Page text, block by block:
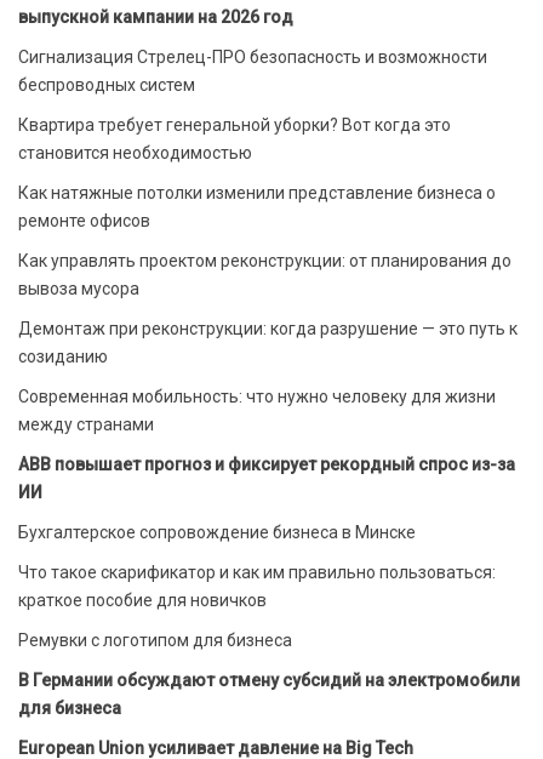
выпускной кампании на 2026 год
Сигнализация Стрелец-ПРО безопасность и возможности
беспроводных систем
Квартира требует генеральной уборки? Вот когда это
становится необходимостью
Как натяжные потолки изменили представление бизнеса о
ремонте офисов
Как управлять проектом реконструкции: от планирования до
вывоза мусора
Демонтаж при реконструкции: когда разрушение — это путь к
созиданию
Современная мобильность: что нужно человеку для жизни
между странами
ABB повышает прогноз и фиксирует рекордный спрос из-за
ИИ
Бухгалтерское сопровождение бизнеса в Минске
Что такое скарификатор и как им правильно пользоваться:
краткое пособие для новичков
Ремувки с логотипом для бизнеса
В Германии обсуждают отмену субсидий на электромобили
для бизнеса
European Union усиливает давление на Big Tech